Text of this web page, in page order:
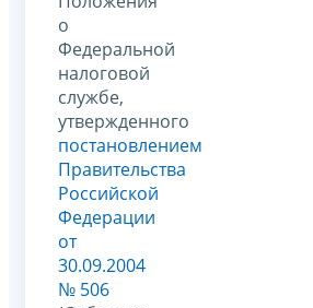
о
Федеральной
налоговой
службе,
утвержденного
постановлением
Правительства
Российской
Федерации
от
30.09.2004
№ 506